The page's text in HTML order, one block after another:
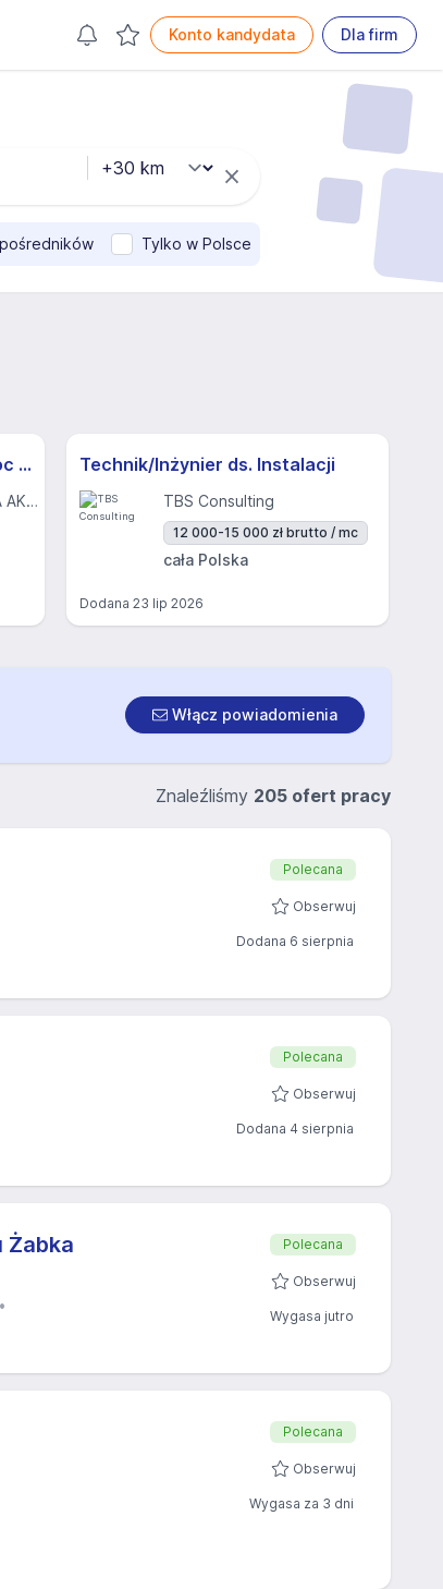
Konto kandydata Dla firm
Tylko w Polsce
Pracownik/ca produkcji - Pomoc Kuchenna
REKEEP POLSKA SPÓŁKA AKCYJNA
Technik/Inżynier ds. Instalacji
TBS Consulting
12 000-15 000 zł brutto / mc
cała Polska
Dodana 23 lip 2026
Włącz powiadomienia
Znaleźliśmy 205 ofert pracy
Polecana
Obserwuj
Dodana 6 sierpnia
Polecana
Obserwuj
Dodana 4 sierpnia
Żabka Polecana
Obserwuj
Wygasa jutro
Polecana
Obserwuj
Wygasa za 3 dni